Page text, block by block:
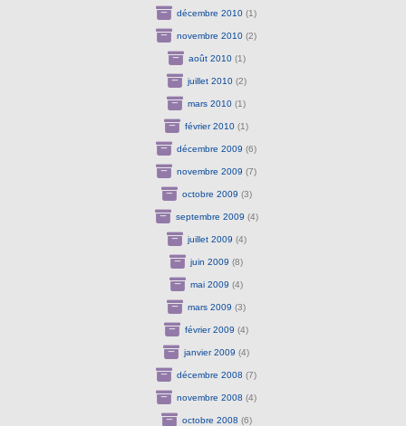
décembre 2010 (1)
novembre 2010 (2)
août 2010(1)
juillet 2010(2)
mars 2010 (1)
février 2010 (1)
décembre 2009 (6)
novembre 2009 (7)
octobre 2009 (3)
septembre 2009 (4)
juillet 2009 (4)
juin 2009 (8)
mai 2009 (4)
mars 2009 (3)
février 2009 (4)
janvier 2009 (4)
décembre 2008 (7)
novembre 2008 (4)
octobre 2008 (6)